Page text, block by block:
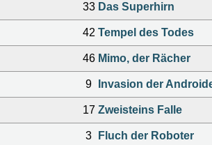
33 Das Superhirn
42 Tempel des Todes
46 Mimo, der Rächer
9 Invasion der
17 Zweisteins Falle
3 Fluch der Roboter